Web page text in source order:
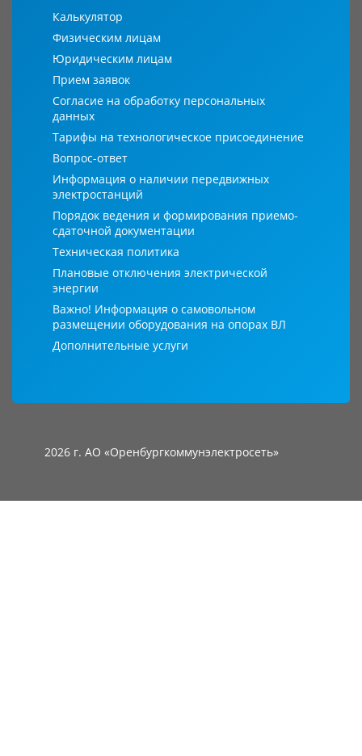
Калькулятор
Физическим лицам
Юридическим лицам
Прием заявок
Согласие на обработку персональных
данных
Тарифы на технологическое присоединение
Вопрос-ответ
Информация о наличии передвижных
электростанций
Порядок ведения и формирования приемо-
сдаточной документации
Техническая политика
Плановые отключения электрической
энергии
Важно! Информация о самовольном
размещении оборудования на опорах ВЛ
Дополнительные услуги
2026 г. АО «Оренбургкоммунэлектросеть»